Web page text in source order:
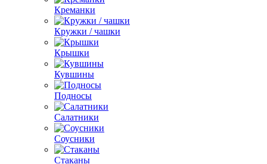
Креманки
Кружки / чашки
Крышки
Кувшины
Подносы
Салатники
Соусники
Стаканы